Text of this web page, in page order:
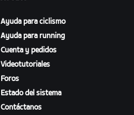
Ayuda para ciclismo
Ayuda para running
Cuenta y pedidos
Videotutoriales
Foros
Estado del sistema
Contáctanos